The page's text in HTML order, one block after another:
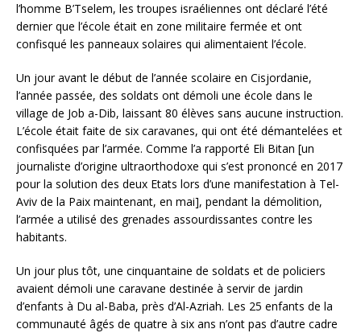
l’homme B’Tselem, les troupes israéliennes ont déclaré l’été
dernier que l’école était en zone militaire fermée et ont
confisqué les panneaux solaires qui alimentaient l’école.
Un jour avant le début de l’année scolaire en Cisjordanie,
l’année passée, des soldats ont démoli une école dans le
village de Job a-Dib, laissant 80 élèves sans aucune instruction.
L’école était faite de six caravanes, qui ont été démantelées et
confisquées par l’armée. Comme l’a rapporté Eli Bitan [un
journaliste d’origine ultraorthodoxe qui s’est prononcé en 2017
pour la solution des deux Etats lors d’une manifestation à Tel-
Aviv de la Paix maintenant, en mai], pendant la démolition,
l’armée a utilisé des grenades assourdissantes contre les
habitants.
Un jour plus tôt, une cinquantaine de soldats et de policiers
avaient démoli une caravane destinée à servir de jardin
d’enfants à Du al-Baba, près d’Al-Azriah. Les 25 enfants de la
communauté âgés de quatre à six ans n’ont pas d’autre cadre